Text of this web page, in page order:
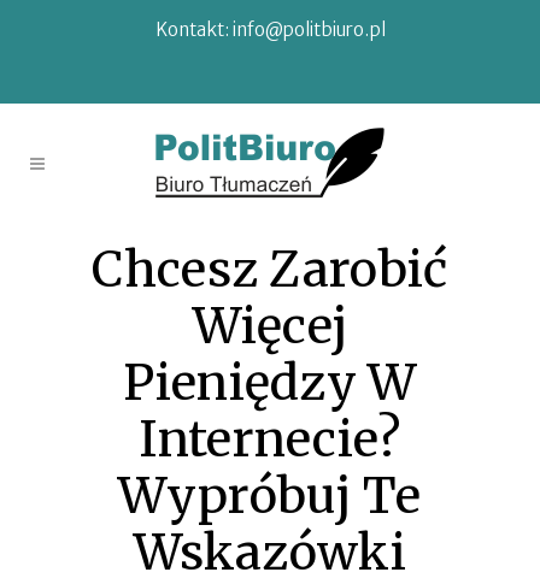
Kontakt: info@politbiuro.pl
Chcesz Zarobić
Więcej
Pieniędzy W
Internecie?
Wypróbuj Te
Wskazówki